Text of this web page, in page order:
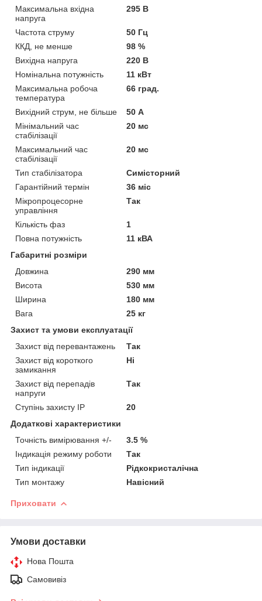
Максимальна вхідна
напруга
295 В
Частота струму
50 Гц
ККД, не менше
98 %
Вихідна напруга
220 В
Номінальна потужність
11 кВт
Максимальна робоча
температура
66 град.
Вихідний струм, не більше
50 А
Мінімальний час
стабілізації
20 мс
Максимальний час
стабілізації
20 мс
Тип стабілізатора
Симісторний
Гарантійний термін
36 міс
Мікропроцесорне
управління
Так
Кількість фаз
1
Повна потужність
11 кВА
Габаритні розміри
Довжина
290 мм
Висота
530 мм
Ширина
180 мм
Вага
25 кг
Захист та умови експлуатації
Захист від перевантажень
Так
Захист від короткого
замикання
Ні
Захист від перепадів
напруги
Так
Ступінь захисту IP
20
Додаткові характеристики
Точність вимірювання +/-
3.5 %
Індикація режиму роботи
Так
Тип індикації
Рідкокристалічна
Тип монтажу
Навісний
Приховати
Умови доставки
Нова Пошта
Самовивіз